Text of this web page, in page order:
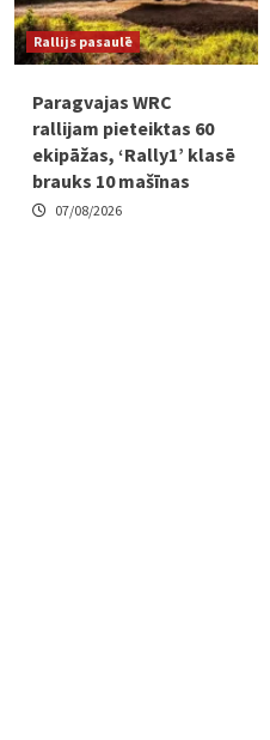
Rallijs pasaulē
Paragvajas WRC
rallijam pieteiktas 60
ekipāžas, ‘Rally1’ klasē
brauks 10 mašīnas
07/08/2026